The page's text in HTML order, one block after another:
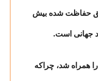
حفاظت شده بیش
جهانی است.
همراه شد، چراکه